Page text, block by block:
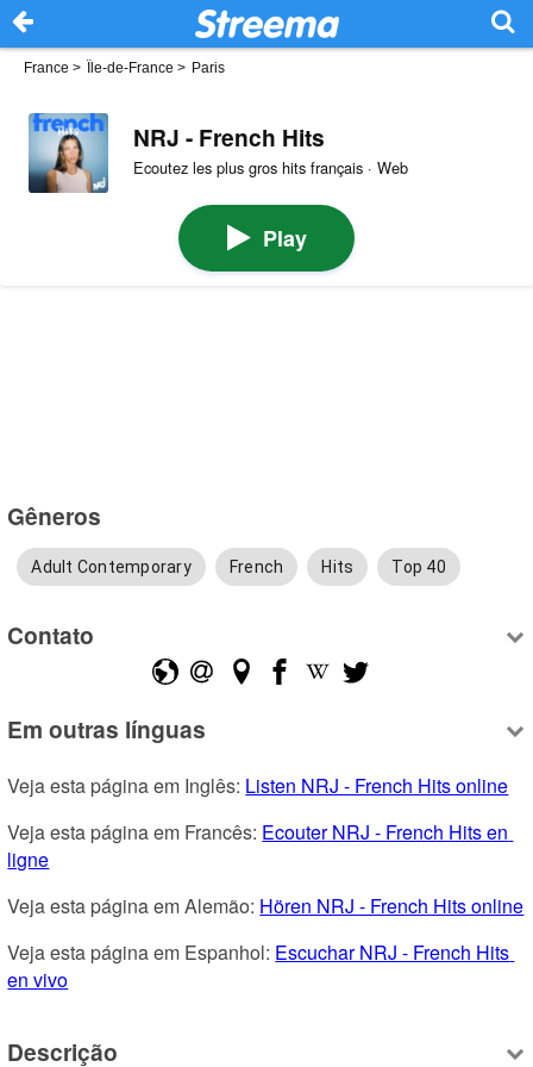
France > Île-de-France > Paris
NRJ - French Hits
Ecoutez les plus gros hits français · Web
Play
Gêneros
Adult Contemporary French Hits Top 40
Contato
Em outras línguas
Veja esta página em Inglês: Listen NRJ - French Hits online
Veja esta página em Francês: Ecouter NRJ - French Hits en
ligne
Veja esta página em Alemão: Hören NRJ - French Hits online
Veja esta página em Espanhol: Escuchar NRJ - French Hits
en vivo
Descrição